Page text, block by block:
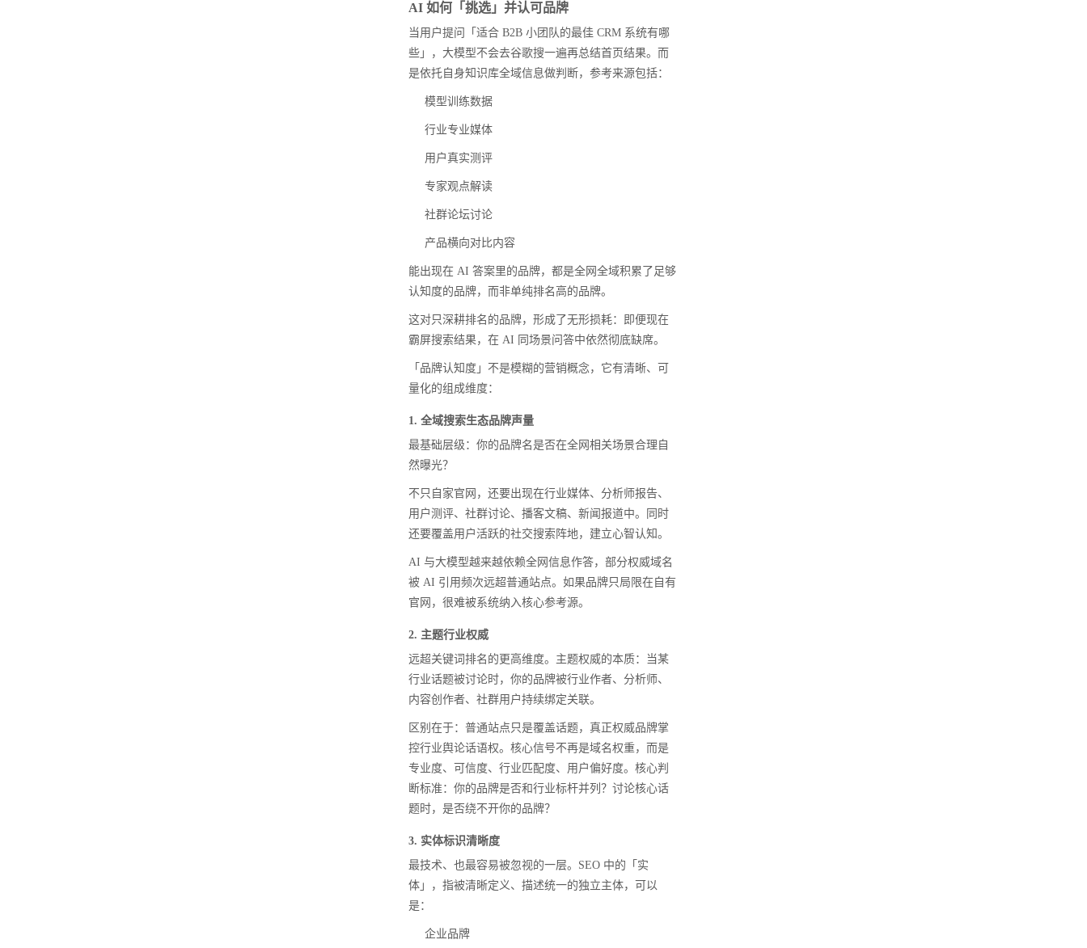
AI 如何「挑选」并认可品牌
当用户提问「适合 B2B 小团队的最佳 CRM 系统有哪
些」，大模型不会去谷歌搜一遍再总结首页结果。而
是依托自身知识库全域信息做判断，参考来源包括：
模型训练数据
行业专业媒体
用户真实测评
专家观点解读
社群论坛讨论
产品横向对比内容
能出现在 AI 答案里的品牌，都是全网全域积累了足够
认知度的品牌，而非单纯排名高的品牌。
这对只深耕排名的品牌，形成了无形损耗：即便现在
霸屏搜索结果，在 AI 同场景问答中依然彻底缺席。
「品牌认知度」不是模糊的营销概念，它有清晰、可
量化的组成维度：
1. 全域搜索生态品牌声量
最基础层级：你的品牌名是否在全网相关场景合理自
然曝光？
不只自家官网，还要出现在行业媒体、分析师报告、
用户测评、社群讨论、播客文稿、新闻报道中。同时
还要覆盖用户活跃的社交搜索阵地，建立心智认知。
AI 与大模型越来越依赖全网信息作答，部分权威域名
被 AI 引用频次远超普通站点。如果品牌只局限在自有
官网，很难被系统纳入核心参考源。
2. 主题行业权威
远超关键词排名的更高维度。主题权威的本质：当某
行业话题被讨论时，你的品牌被行业作者、分析师、
内容创作者、社群用户持续绑定关联。
区别在于：普通站点只是覆盖话题，真正权威品牌掌
控行业舆论话语权。核心信号不再是域名权重，而是
专业度、可信度、行业匹配度、用户偏好度。核心判
断标准：你的品牌是否和行业标杆并列？讨论核心话
题时，是否绕不开你的品牌？
3. 实体标识清晰度
最技术、也最容易被忽视的一层。SEO 中的「实
体」，指被清晰定义、描述统一的独立主体，可以
是：
企业品牌